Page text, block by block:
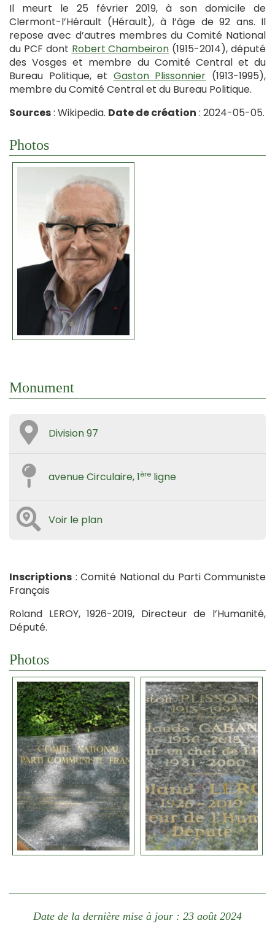
Il meurt le 25 février 2019, à son domicile de
Clermont-l’Hérault (Hérault), à l’âge de 92 ans. Il
repose avec d’autres membres du Comité National
du PCF dont Robert Chambeiron (1915-2014), député
des Vosges et membre du Comité Central et du
Bureau Politique, et Gaston Plissonnier (1913-1995),
membre du Comité Central et du Bureau Politique.
Sources: Wikipedia. Date de création : 2024-05-05.
Photos
Monument
Division 97
avenue Circulaire, 1ère ligne
Voir le plan
Inscriptions : Comité National du Parti Communiste
Français
Roland LEROY, 1926-2019, Directeur de l’Humanité,
Député.
Photos
Date de la dernière mise à jour : 23 août 2024